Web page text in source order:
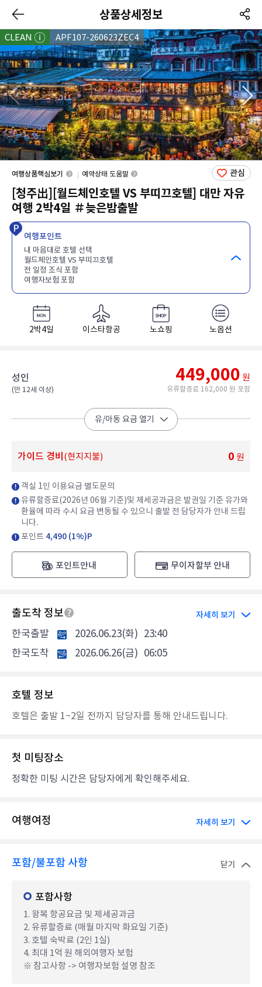
상품상세정보
CLEAN APF107-260623ZEC4
여행상품핵심보기 예약상태 도움말
[청주出][월드체인호텔 VS 부띠끄호텔] 대만 자유
여행 2박4일 ＃늦은밤출발
여행포인트
내 마음대로 호텔 선택
월드체인호텔 VS 부띠끄호텔
전 일정 조식 포함
여행자보험 포함
2박4일 이스타항공 노쇼핑 노옵션
관심
성인
(만 12세 이상)​
449,000 원
유류할증료 162,000 원 포함
유/아동 요금 열기
가이드 경비 (현지지불) 0 원
객실 1인 이용요금 별도문의
유류할증료(2026년 06월 기준)및 제세공과금은 발권일 기준 유가와
환율에 따라 수시 요금 변동될 수 있으니 출발 전 담당자가 안내 드립
니다.
포인트 4,490 (1%)P
포인트안내 무이자할부 안내
출도착 정보 자세히 보기
한국출발 2026.06.23(화) 23:40
한국도착
2026.06.26(금) 06:05
호텔 정보
호텔은 출발 1~2일 전까지 담당자를 통해 안내드립니다.
첫 미팅장소
정확한 미팅 시간은 담당자에게 확인해주세요.
여행여정 자세히 보기
포함/불포함 사항 닫기
포함사항
1. 왕복 항공요금 및 제세공과금
2. 유류할증료 (매월 마지막 화요일 기준)
3. 호텔 숙박료 (2인 1실)
4. 최대 1억 원 해외여행자 보험
※ 참고사항 -> 여행자보험 설명 참조